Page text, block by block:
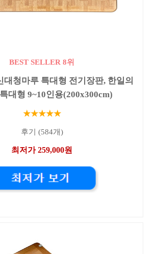
BEST SELLER 8위
대청마루 특대형 전기장판, 한일의
대형 9~10인용(200x300cm)
★★★★★
후기 (584개)
최저가 259,000원